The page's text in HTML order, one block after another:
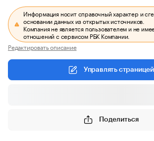
Информация носит справочный характер и
основании данных из открытых источников.
Компания не является пользователем и не
отношений с сервисом РБК Компании.
Редактировать описание
Управлять страницей
Поделиться